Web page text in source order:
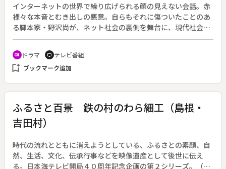
インターネットの世界で繰り広げられる顔の見えない会話。赤
裸々な本音とむき出しの悪意。自らもそれに傷ついたことのあ
る脚本家・野沢尚が、ネット社会の裏側を舞台に、現代社会の
人間達の深層心理を描く。◆夫と離婚し、仕事と子育てに追わ
れる阿南亮子（夏川結衣）。日常の緊張から開放されるのは、
深夜インターネットの仮想空間で似たような境遇の仲間とバー
チャルな会話を楽しむときだけだった。しかしふとしたことで
見も知らぬ人たちの口汚い罵りを連日浴びせられることになっ
てしまう。
recent_actors ドラマ tv テレビ番組
bookmark_add ブックマーク追加
ふるさと百景 鉄の村のわら細工（島根・
吉田村）
時代の流れとともに消えようとしている、ふるさとの素顔、自
然、生活、文化、伝承行事などを映像遺産として後世に伝え
る。日本海テレビ開局４０周年記念企画の第２シリーズ。（第